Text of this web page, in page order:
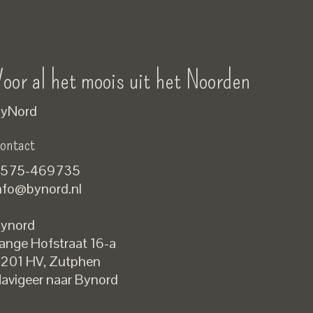
al het moois uit het Noorden
469735
Hofstraat 16-a
HV,Zutphen
naar Bynord